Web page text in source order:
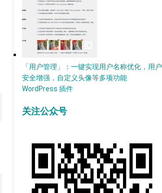
「用户管理」：一键实现用户名称优化，用户
安全增强，自定义头像等多项功能
WordPress 插件
关注公众号